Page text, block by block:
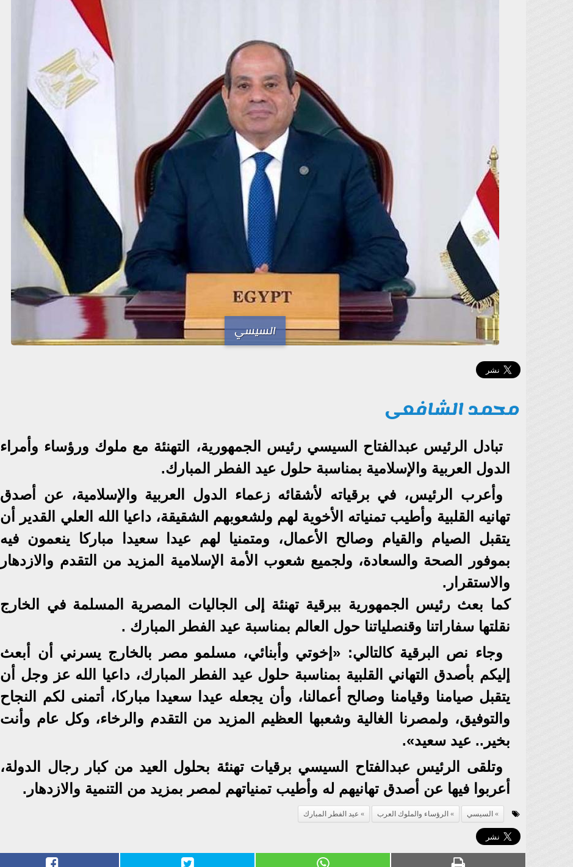
السيسي
محمد الشافعى
تبادل الرئيس عبدالفتاح السيسي رئيس الجمهورية، التهنئة مع ملوك ورؤساء وأمراء
الدول العربية والإسلامية بمناسبة حلول عيد الفطر المبارك.
وأعرب الرئيس، في برقياته لأشقائه زعماء الدول العربية والإسلامية، عن أصدق
تهانيه القلبية وأطيب تمنياته الأخوية لهم ولشعوبهم الشقيقة، داعيا الله العلي القدير أن
يتقبل الصيام والقيام وصالح الأعمال، ومتمنيا لهم عيدا سعيدا مباركا ينعمون فيه
بموفور الصحة والسعادة، ولجميع شعوب الأمة الإسلامية المزيد من التقدم والازدهار
والاستقرار.
كما بعث رئيس الجمهورية ببرقية تهنئة إلى الجاليات المصرية المسلمة في الخارج
نقلتها سفاراتنا وقنصلياتنا حول العالم بمناسبة عيد الفطر المبارك .
وجاء نص البرقية كالتالي: «إخوتي وأبنائي، مسلمو مصر بالخارج يسرني أن أبعث
إليكم بأصدق التهاني القلبية بمناسبة حلول عيد الفطر المبارك، داعيا الله عز وجل أن
يتقبل صيامنا وقيامنا وصالح أعمالنا، وأن يجعله عيدا سعيدا مباركا، أتمنى لكم النجاح
والتوفيق، ولمصرنا الغالية وشعبها العظيم المزيد من التقدم والرخاء، وكل عام وأنت
بخير.. عيد سعيد».
وتلقى الرئيس عبدالفتاح السيسي برقيات تهنئة بحلول العيد من كبار رجال الدولة،
أعربوا فيها عن أصدق تهانيهم له وأطيب تمنياتهم لمصر بمزيد من التنمية والازدهار.
السيسي الرؤساء والملوك العرب عيد الفطر المبارك